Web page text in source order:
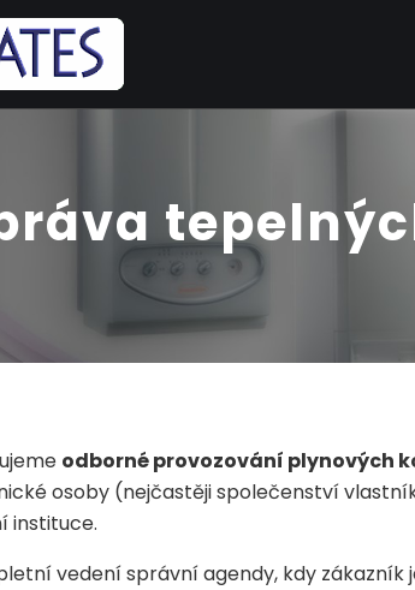
odborné provozování plynových
osoby (nejčastěji společenství
instituce.
vedení správní agendy, kdy